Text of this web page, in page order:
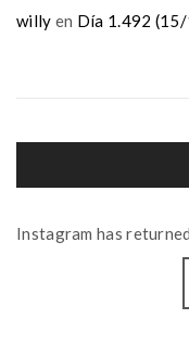
willy en Día 1.492
Instagram has